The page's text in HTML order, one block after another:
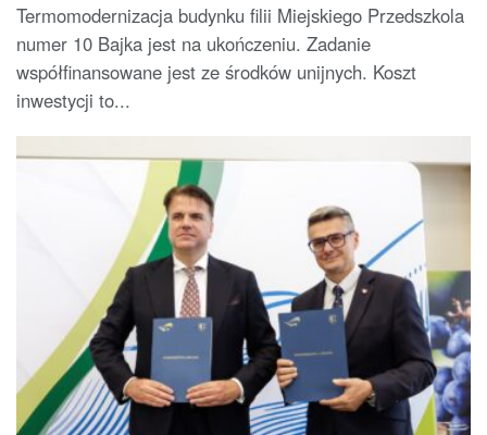
Termomodernizacja budynku filii Miejskiego Przedszkola
numer 10 Bajka jest na ukończeniu. Zadanie
współfinansowane jest ze środków unijnych. Koszt
inwestycji to...